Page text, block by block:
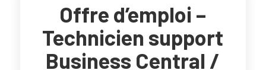
Offre d’emploi –
Technicien support
Business Central /